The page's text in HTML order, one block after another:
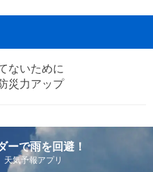
ないために
災力アップ
ーで雨を回避！
気予報アプリ